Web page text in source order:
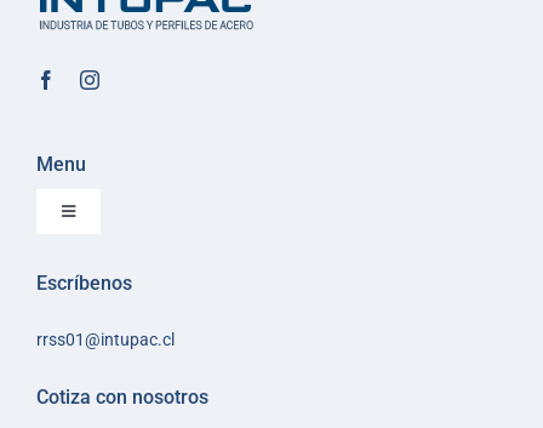
Menu
Toggle
Política de Ventas
Escríbenos
rrss01@intupac.cl
Cotiza con nosotros